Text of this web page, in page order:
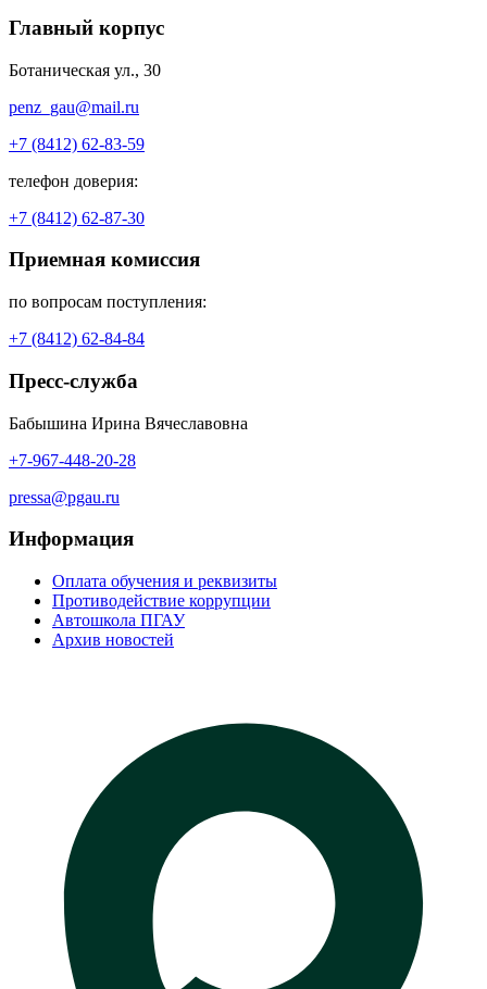
Главный корпус
Ботаническая ул., 30
penz_gau@mail.ru
+7 (8412) 62-83-59
телефон доверия:
+7 (8412) 62-87-30
Приемная комиссия
по вопросам поступления:
+7 (8412) 62-84-84
Пресс-служба
Бабышина Ирина Вячеславовна
+7-967-448-20-28
pressa@pgau.ru
Информация
Оплата обучения и реквизиты
Противодействие коррупции
Автошкола ПГАУ
Архив новостей